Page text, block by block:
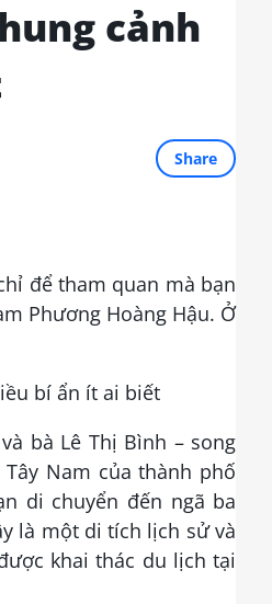
cảnh
Share
để tham quan mà bạn
Phương Hoàng Hậu. Ở
bà Lê Thị Bình – song
Nam của thành phố
di chuyển đến ngã ba
là một di tích lịch sử và
khai thác du lịch tại